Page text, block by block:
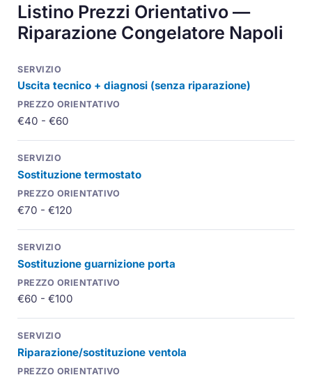
Listino Prezzi Orientativo —
Riparazione Congelatore Napoli
Uscita tecnico + diagnosi (senza riparazione)
€40 - €60
Sostituzione termostato
€70 - €120
Sostituzione guarnizione porta
€60 - €100
Riparazione/sostituzione ventola